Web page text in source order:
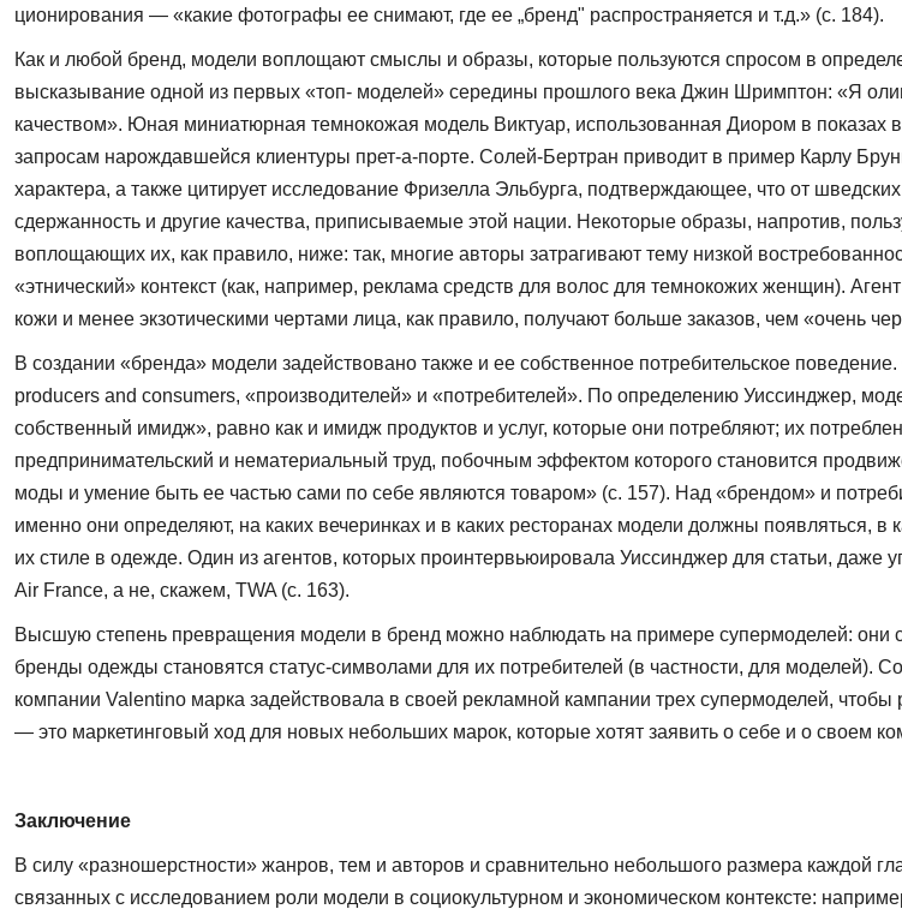
ционирования — «какие фотографы ее снимают, где ее „бренд" рас­пространяется и т.д.» (с. 184).
Как и любой бренд, модели воплощают смыслы и образы, которые пользуются спросом в
высказывание одной из первых «топ- моделей» середины прошлого века Джин Шримптон: «Я
каче­ством». Юная миниатюрная темнокожая модель Виктуар, использован­ная Диором в показах
запросам нарождавшейся клиентуры прет-а-порте. Солей-Бертран приводит в пример Карлу
харак­тера, а также цитирует исследование Фризелла Эльбурга, подтвержда­ющее, что от
сдержанность и другие качества, приписываемые этой нации. Некоторые образы, напротив,
воплощающих их, как правило, ниже: так, многие авторы затрагивают тему низкой
«этнический» контекст (как, например, реклама средств для во­лос для темнокожих женщин).
кожи и менее экзотически­ми чертами лица, как правило, получают больше заказов, чем «очень
В создании «бренда» модели задействовано также и ее собственное потребительское
producers and consumers, «произ­водителей» и «потребителей». По определению Уиссинджер,
собственный имидж», равно как и имидж продуктов и услуг, которые они потребляют; их
предпринимательский и нема­териальный труд, побочным эффектом которого становится
моды и умение быть ее частью сами по себе являются товаром» (с. 157). Над «брендом» и
именно они определяют, на каких вечеринках и в каких ресторанах модели должны появляться,
их стиле в одежде. Один из агентов, которых проинтервьюирова­ла Уиссинджер для статьи,
Air France, а не, скажем, TWA (с. 163).
Высшую степень превращения модели в бренд можно наблюдать на примере супермоделей: они
бренды одежды становятся ста­тус-символами для их потребителей (в частности, для моделей).
компании Valentino марка задействовала в своей рекламной кампании трех супермоделей,
— это маркетинговый ход для новых небольших марок, которые хотят заявить о себе и о своем
Заключение
В силу «разношерстности» жанров, тем и авторов и сравнительно не­большого размера каждой
связанных с исследованием роли модели в социокультурном и экономическом контексте: